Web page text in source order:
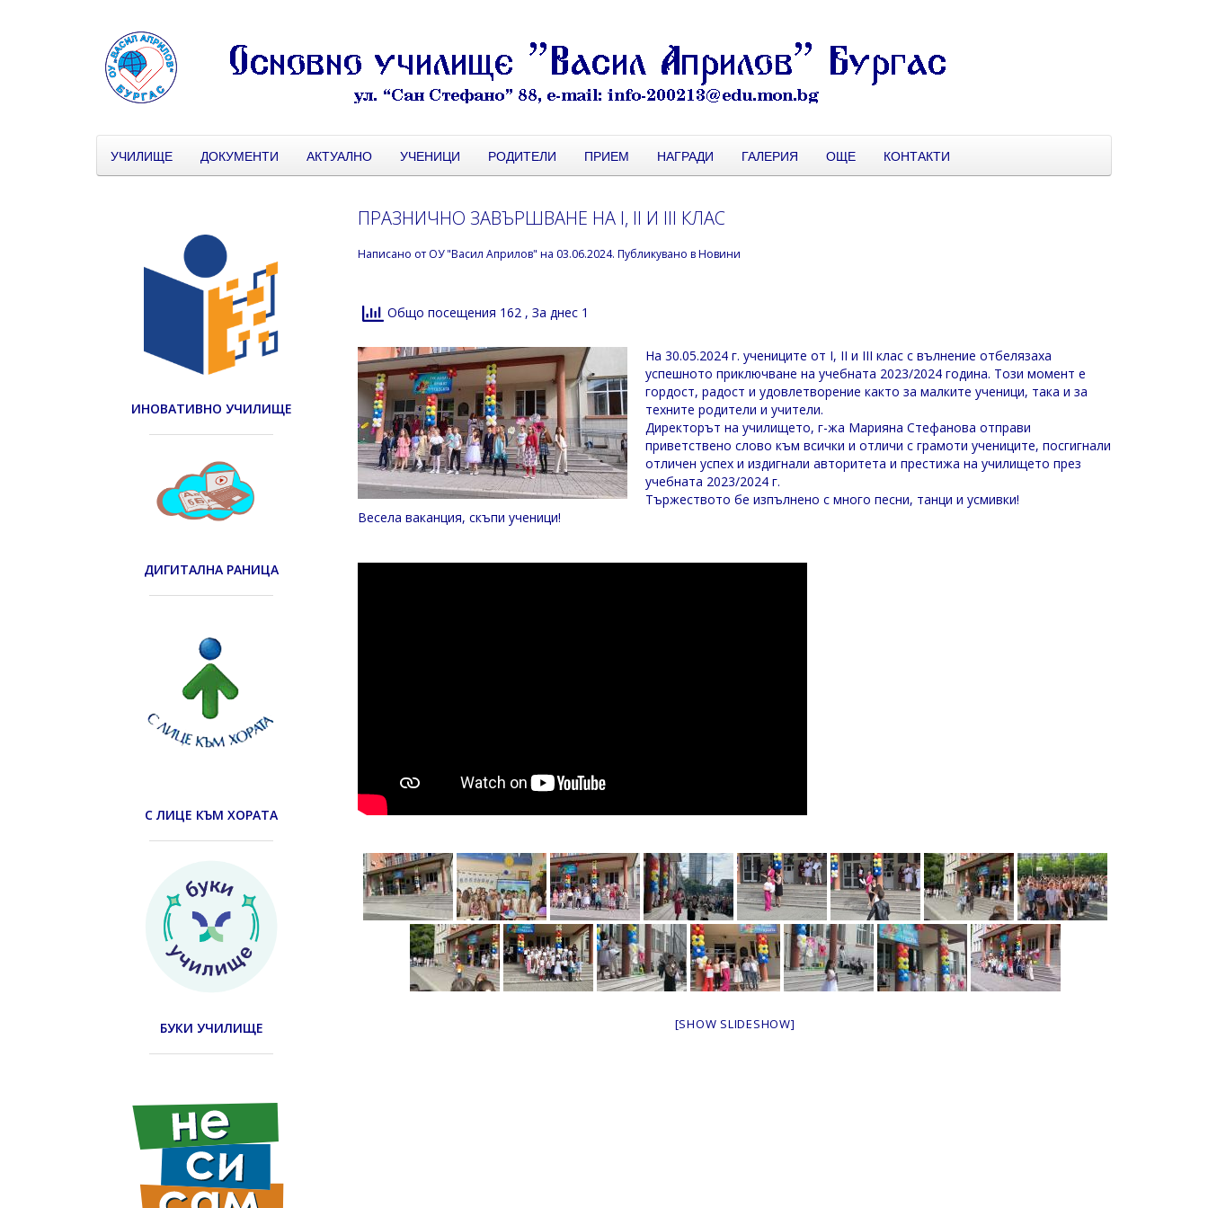
УЧИЛИЩЕ ДОКУМЕНТИ АКТУАЛНО УЧЕНИЦИ РОДИТЕЛИ ПРИЕМ НАГРАДИ ГАЛЕРИЯ ОЩЕ КОНТАКТИ
ПРАЗНИЧНО ЗАВЪРШВАНЕ НА I, II И III КЛАС
Написано от ОУ "Васил Априлов" на 03.06.2024. Публикувано вНовини
Общо посещения 162 , За днес 1
На 30.05.2024 г. учениците от I, II и III клас с вълнение отбелязаха
успешното приключване на учебната 2023/2024 година. Този момент е
гордост, радост и удовлетворение както за малките ученици, така и за
техните родители и учители.
Директорът на училището, г-жа Марияна Стефанова отправи
приветствено слово към всички и отличи с грамоти учениците, посгигнали
отличен успех и издигнали авторитета и престижа на училището през
учебната 2023/2024 г.
Тържеството бе изпълнено с много песни, танци и усмивки!
Весела ваканция, скъпи ученици!
[SHOW SLIDESHOW]
ИНОВАТИВНО УЧИЛИЩЕ
ДИГИТАЛНА РАНИЦА
С ЛИЦЕ КЪМ ХОРАТА
БУКИ УЧИЛИЩЕ